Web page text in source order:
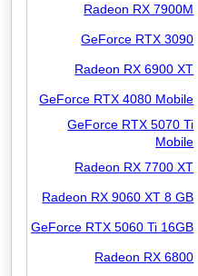
Radeon RX 7900M
GeForce RTX 3090
Radeon RX 6900 XT
GeForce RTX 4080 Mobile
GeForce RTX 5070 Ti
Mobile
Radeon RX 7700 XT
Radeon RX 9060 XT 8 GB
GeForce RTX 5060 Ti 16GB
Radeon RX 6800